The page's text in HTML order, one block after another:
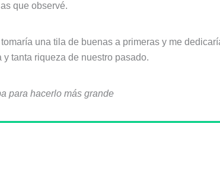
que observé.
una tila de buenas a primeras y me
tanta riqueza de nuestro pasado.
para hacerlo más grande